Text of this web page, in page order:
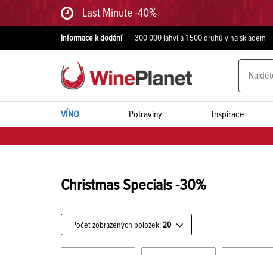
Last Minute -40%
Informace k dodání 300 000 lahví a 1 500 druhů vína skladem
VÍNO Potraviny Inspirace
Christmas Specials -30%
Počet zobrazených položek: 20